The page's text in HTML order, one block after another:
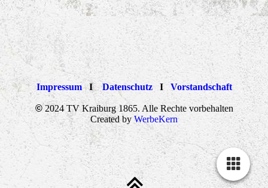
ImpressumIDatenschutzI Vorstandschaft
© 2024 TV Kraiburg 1865. Alle Rechte vorbehalten
Created by WerbeKern